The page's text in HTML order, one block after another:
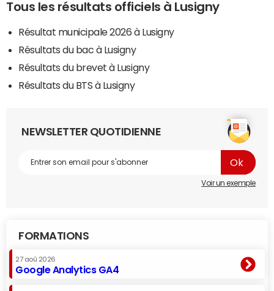
Tous les résultats officiels à Lusigny
Résultat municipale 2026 à Lusigny
Résultats du bac à Lusigny
Résultats du brevet à Lusigny
Résultats du BTS à Lusigny
NEWSLETTER QUOTIDIENNE
Voir un exemple
FORMATIONS
27 aoû 2026
Google Analytics GA4